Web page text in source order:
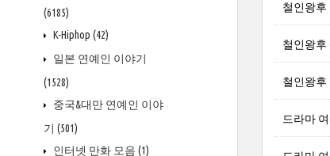
(6185)
K-Hiphop (42)
일본 연예인 이야기
(1528)
중국&대만 연예인 이야
기 (501)
인터넷 만화 모음 (1)
철인왕후
철인왕후
철인왕후
드라마